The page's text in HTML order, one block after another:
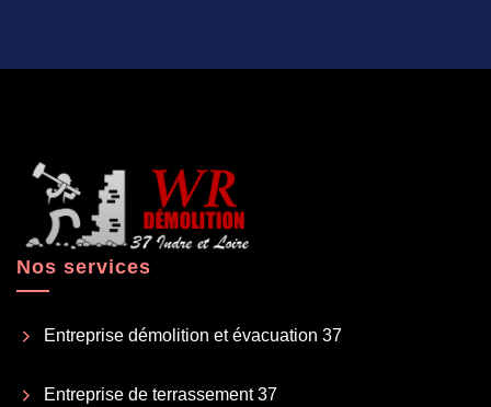
Nos services
Entreprise démolition et évacuation 37
Entreprise de terrassement 37